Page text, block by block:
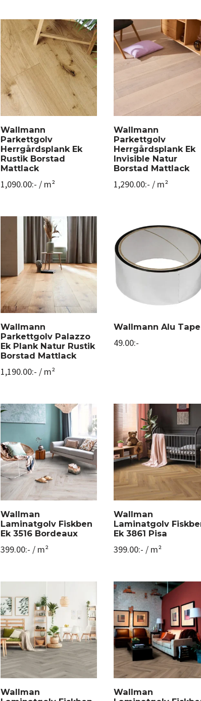
Wallmann
Parkettgolv
Herrgårdsplank Ek
Rustik Borstad
Mattlack
1,090.00:- / m²
Wallmann
Parkettgolv
Herrgårdsplank Ek
Invisible Natur
Borstad Mattlack
1,290.00:- / m²
Wallmann
Parkettgolv Palazzo
Ek Plank Natur Rustik
Borstad Mattlack
1,190.00:- / m²
Wallmann Alu Tape
49.00:-
Wallman
Laminatgolv Fiskben
Ek 3516 Bordeaux
399.00:- / m²
Wallman
Laminatgolv
Ek 3861 Pisa
399.00:- / m²
Wallman
Wallman